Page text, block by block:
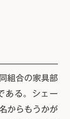
組合の家具部
ある。シェー
からもうかが